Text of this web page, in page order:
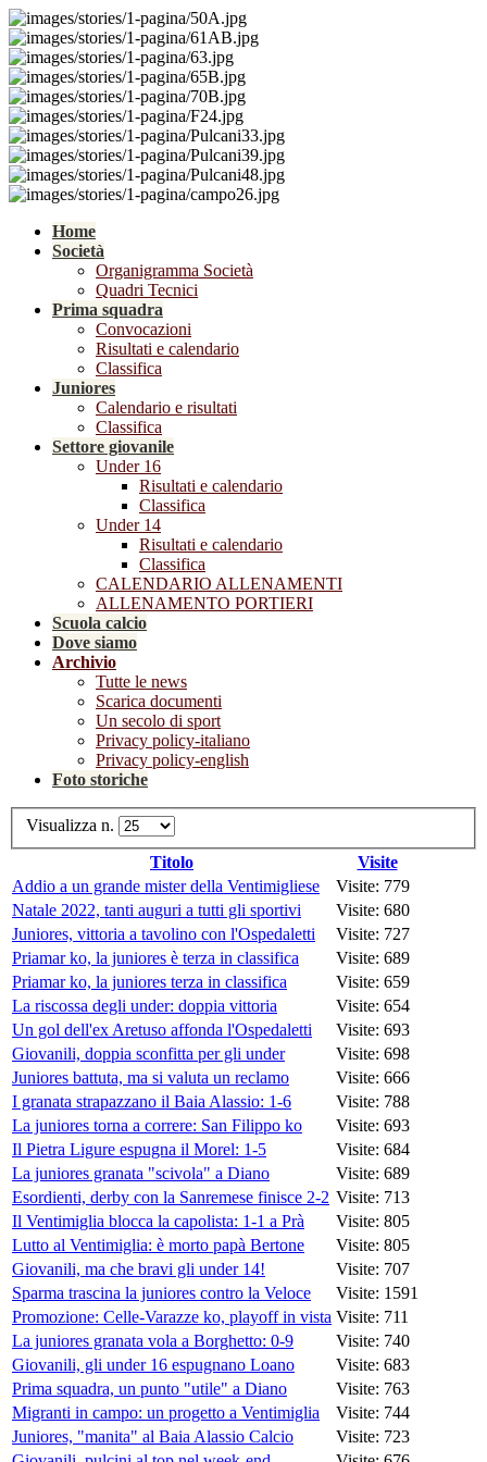
Home
Società
Organigramma Società
Quadri Tecnici
Prima squadra
Convocazioni
Risultati e calendario
Classifica
Juniores
Calendario e risultati
Classifica
Settore giovanile
Under 16
Risultati e calendario
Classifica
Under 14
Risultati e calendario
Classifica
CALENDARIO ALLENAMENTI
ALLENAMENTO PORTIERI
Scuola calcio
Dove siamo
Archivio
Tutte le news
Scarica documenti
Un secolo di sport
Privacy policy-italiano
Privacy policy-english
Foto storiche
Visualizza n.
Titolo
Visite
Addio a un grande mister della Ventimigliese
Visite: 779
Natale 2022, tanti auguri a tutti gli sportivi
Visite: 680
Juniores, vittoria a tavolino con l'Ospedaletti
Visite: 727
Priamar ko, la juniores è terza in classifica
Visite: 689
Priamar ko, la juniores terza in classifica
Visite: 659
La riscossa degli under: doppia vittoria
Visite: 654
Un gol dell'ex Aretuso affonda l'Ospedaletti
Visite: 693
Giovanili, doppia sconfitta per gli under
Visite: 698
Juniores battuta, ma si valuta un reclamo
Visite: 666
I granata strapazzano il Baia Alassio: 1-6
Visite: 788
La juniores torna a correre: San Filippo ko
Visite: 693
Il Pietra Ligure espugna il Morel: 1-5
Visite: 684
La juniores granata "scivola" a Diano
Visite: 689
Esordienti, derby con la Sanremese finisce 2-2 Visite: 713
Il Ventimiglia blocca la capolista: 1-1 a Prà
Visite: 805
Lutto al Ventimiglia: è morto papà Bertone
Visite: 805
Giovanili, ma che bravi gli under 14!
Visite: 707
Sparma trascina la juniores contro la Veloce
Visite: 1591
Promozione: Celle-Varazze ko, playoff in vista Visite: 711
La juniores granata vola a Borghetto: 0-9
Visite: 740
Giovanili, gli under 16 espugnano Loano
Visite: 683
Prima squadra, un punto "utile" a Diano
Visite: 763
Migranti in campo: un progetto a Ventimiglia
Visite: 744
Juniores, "manita" al Baia Alassio Calcio
Visite: 723